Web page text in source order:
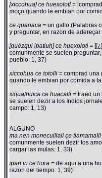
[xiccohua] ce huexolotl=
moço quando le embian por
ce quanaca= un gallo (Palabras
y preguntar, en razon de
[quézqui ipatiuh] ce huexolotl=
comunmente se suelen
pueblo: 1, 37)
xiccohua ce totolli= comprad una
quando le embian por comida a
xiqualhuica ce huacalli= traed un
se suelen dezir a los Indios
campo: 1, 13)
ALGUNO
ma nen monecuillali çe
comunmente suelen dezir los
cargar las mulas: 1, 33)
ipan in ce hora= de aqui a una
razon del tiempo: 1, 39)